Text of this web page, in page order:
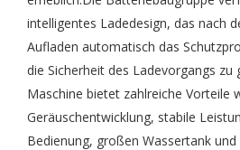
intelligentes Ladedesign, das nach
Aufladen automatisch das
die Sicherheit des Ladevorgangs zu
Maschine bietet zahlreiche Vorteile
Geräuschentwicklung, stabile
Bedienung, großen Wassertank